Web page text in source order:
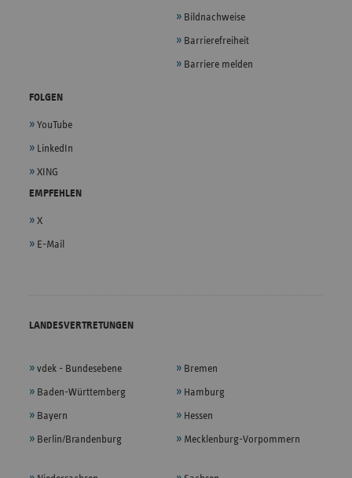
Bildnachweise
Barrierefreiheit
Barriere melden
FOLGEN
YouTube
LinkedIn
XING
EMPFEHLEN
X
E-Mail
LANDESVERTRETUNGEN
vdek - Bundesebene
Baden-Württemberg
Bayern
Berlin/Brandenburg
Bremen
Hamburg
Hessen
Mecklenburg-Vorpommern